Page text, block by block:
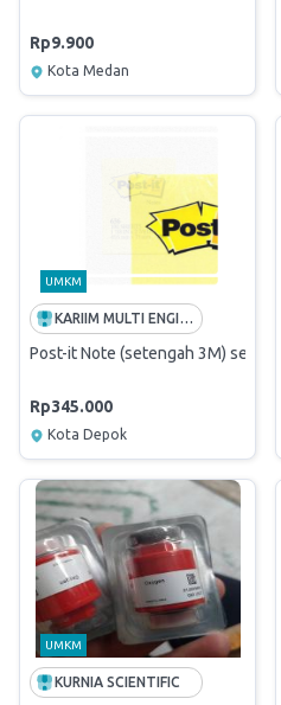
Rp9.900
Kota Medan
UMKM
KARIIM MULTI ENGINEERING
Post-it Note (setengah 3M) seri
Rp345.000
Kota Depok
UMKM
KURNIA SCIENTIFIC